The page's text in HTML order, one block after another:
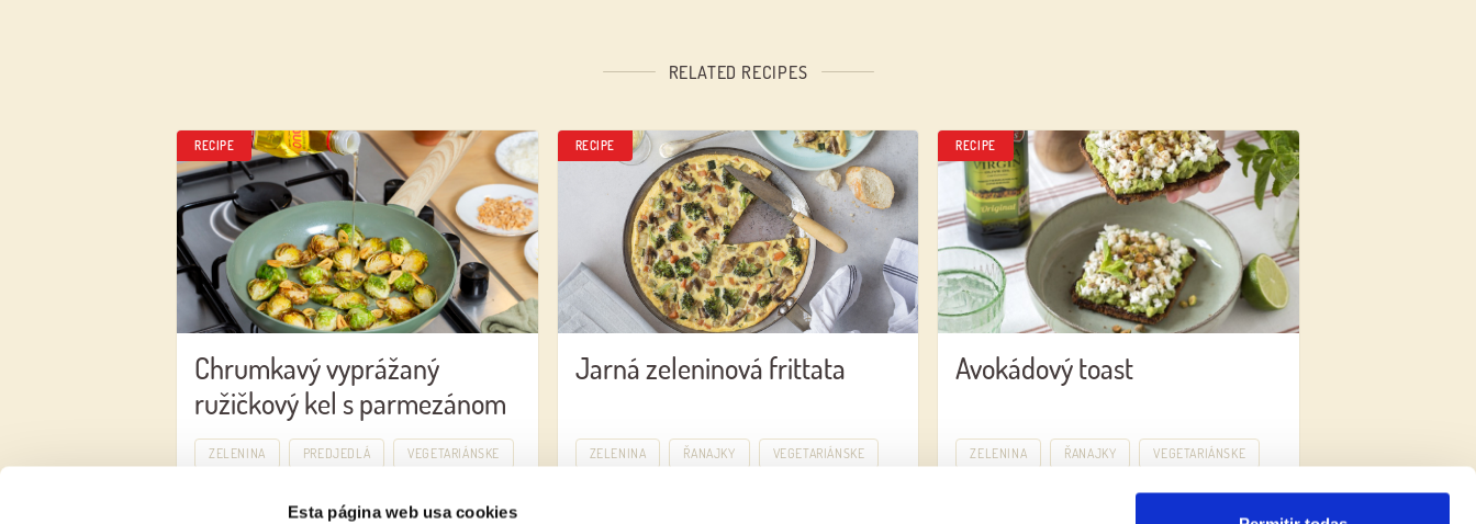
Esta página web usa cookies
RELATED RECIPES
RECIPE
Chrumkavý vyprážaný
ružičkový kel s parmezánom
ZELENINA PREDJEDLÁ VEGETARIÁNSKE
RECIPE
Jarná zeleninová frittata
ZELENINA ŘANAJKY VEGETARIÁNSKE
RECIPE
Avokádový toast
ZELENINA ŘANAJKY VEGETARIÁNSKE